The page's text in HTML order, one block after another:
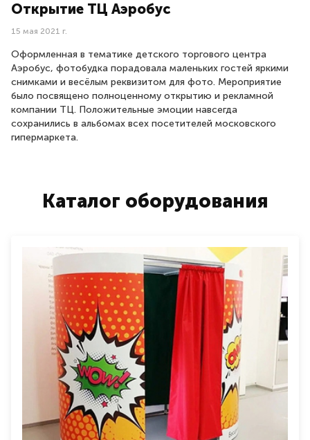
Открытие ТЦ Аэробус
15 мая 2021 г.
Оформленная в тематике детского торгового центра
Аэробус, фотобудка порадовала маленьких гостей яркими
снимками и весёлым реквизитом для фото. Мероприятие
было посвящено полноценному открытию и рекламной
компании ТЦ. Положительные эмоции навсегда
сохранились в альбомах всех посетителей московского
гипермаркета.
Каталог оборудования